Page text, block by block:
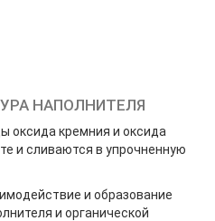
НАПОЛНИТЕЛЯ
оксида кремния и оксида
и сливаются в упрочненную
и образование
и органической